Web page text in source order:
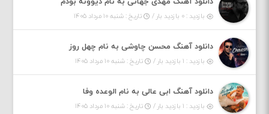
بازدید : ۰ بازدید بار / تاریخ : شنبه ۱۰ مرداد ۱۴۰۵
دانلود آهنگ محسن چاوشی به نام چهل روز
بازدید : ۱ بازدید بار / تاریخ : شنبه ۱۰ مرداد ۱۴۰۵
دانلود آهنگ ابی عالی به نام الوعده وفا
بازدید : ۱ بازدید بار / تاریخ : شنبه ۱۰ مرداد ۱۴۰۵